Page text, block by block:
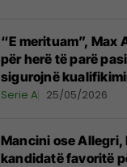
“E merituam”, Max
për herë të parë
sigurojnë
Kampionëve
Serie A 25/05/2026
Mancini ose Allegri,
kandidatë favoritë